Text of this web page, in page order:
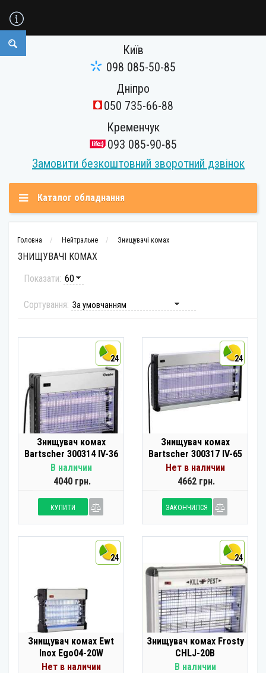
Київ
098 085-50-85
Дніпро
050 735-66-88
Кременчук
093 085-90-85
Замовити безкоштовний зворотний дзвінок
Каталог обладнання
Головна Нейтральне Знищувачі комах
ЗНИЩУВАЧІ КОМАХ
Показати:
Сортування:
24
Знищувач комах
Bartscher 300314 IV-36
В наличии
4040 грн.
КУПИТИ
24
Знищувач комах
Bartscher 300317 IV-65
Нет в наличии
4662 грн.
ЗАКОНЧИЛСЯ
24
Знищувач комах Ewt
Inox Ego04-20W
Нет в наличии
24
Знищувач комах Frosty
CHLJ-20B
В наличии